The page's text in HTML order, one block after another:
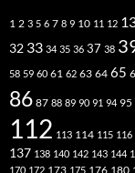
1 2 3 5 6 7 8 9 10 11 12
32 33 34 35 36 37 38
58 59 60 61 62 63 64 65
86 87 88 89 90 91 94 95
112 113 114 115 116
137 138 140 142 143 144
170 172 173 175 176 180